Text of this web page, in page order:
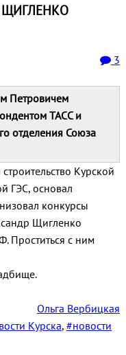
3
Петровичем
ТАСС и
отделения Союза
Курской
ГЭС, основал
конкурсы
Щигленко
Проститься с ним
Ольга Вербицкая
Курска, #новости